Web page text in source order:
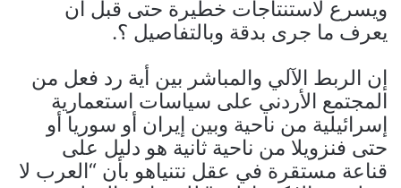
ويسرع لاستنتاجات خطيرة حتى قبل أن
يعرف ما جرى بدقة وبالتفاصيل ؟.
إن الربط الآلي والمباشر بين أية رد فعل من
المجتمع الأردني على سياسات استعمارية
إسرائيلية من ناحية وبين إيران أو سوريا أو
حتى فنزويلا من ناحية ثانية هو دليل على
قناعة مستقرة في عقل نتنياهو بأن “العرب لا